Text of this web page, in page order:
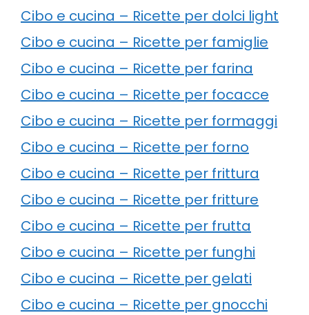
Cibo e cucina – Ricette per dolci light
Cibo e cucina – Ricette per famiglie
Cibo e cucina – Ricette per farina
Cibo e cucina – Ricette per focacce
Cibo e cucina – Ricette per formaggi
Cibo e cucina – Ricette per forno
Cibo e cucina – Ricette per frittura
Cibo e cucina – Ricette per fritture
Cibo e cucina – Ricette per frutta
Cibo e cucina – Ricette per funghi
Cibo e cucina – Ricette per gelati
Cibo e cucina – Ricette per gnocchi